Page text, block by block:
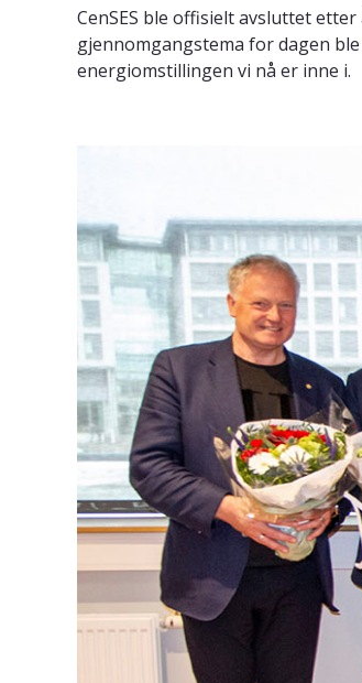
CenSES ble offisielt avsluttet
gjennomgangstema for dagen
energiomstillingen vi nå er inne i.